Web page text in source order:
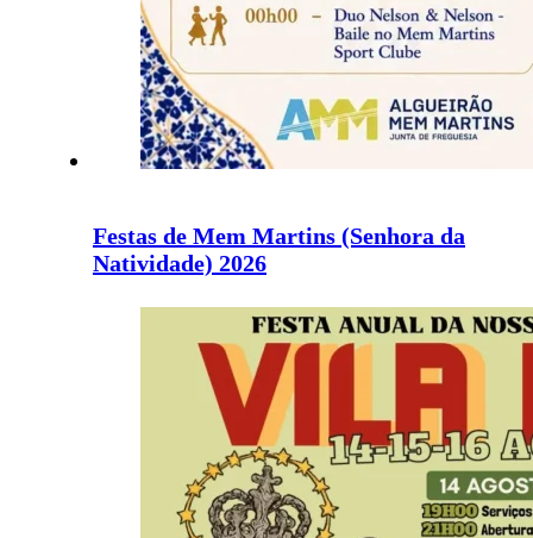
Festas de Mem Martins (Senhora da
Natividade) 2026